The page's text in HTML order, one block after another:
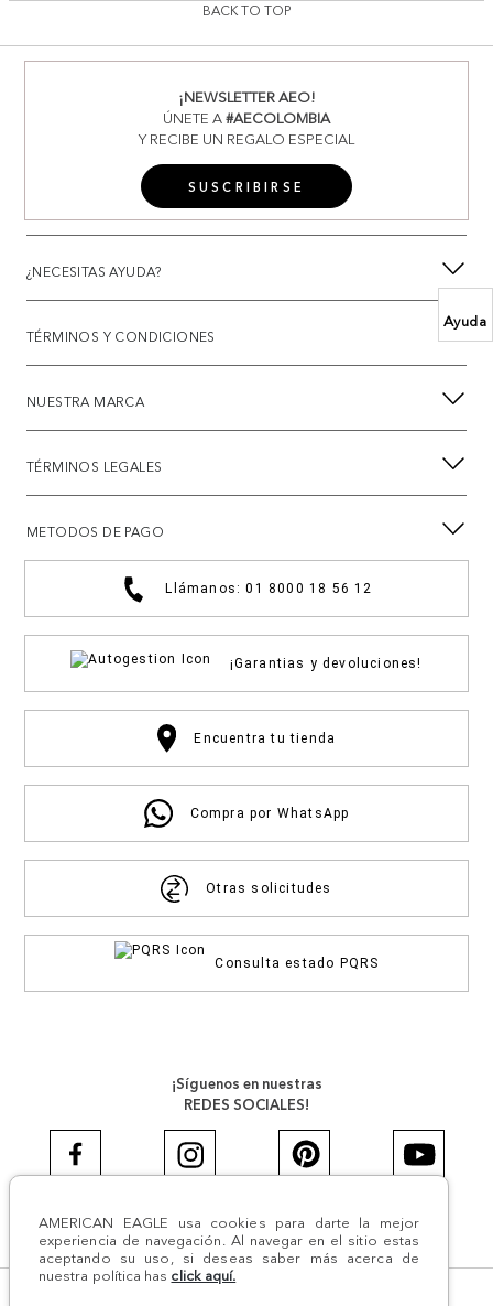
Ayuda
AMERICAN EAGLE usa cookies para darte la mejor
experiencia de navegación. Al navegar en el sitio estas
aceptando su uso, si deseas saber más acerca de
nuestra política has click aquí.
BACK TO TOP
¡NEWSLETTER AEO!
ÚNETE A#AECOLOMBIA
Y RECIBE UN REGALO ESPECIAL
SUSCRIBIRSE
¿NECESITAS AYUDA?
TÉRMINOS Y CONDICIONES
NUESTRA MARCA
TÉRMINOS LEGALES
METODOS DE PAGO
Llámanos: 01 8000 18 56 12
¡Garantias y devoluciones!
Encuentra tu tienda
Compra por WhatsApp
Otras solicitudes
Consulta estado PQRS
¡Síguenos en nuestras
REDES SOCIALES!
#AEJEANS #AerieREALCOL